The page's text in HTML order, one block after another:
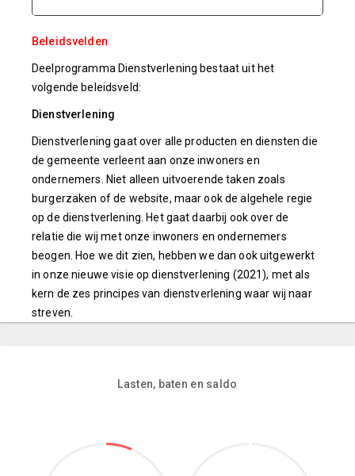
Beleidsvelden
Deelprogramma Dienstverlening bestaat uit het
volgende beleidsveld:
Dienstverlening
Dienstverlening gaat over alle producten en diensten die
de gemeente verleent aan onze inwoners en
ondernemers. Niet alleen uitvoerende taken zoals
burgerzaken of de website, maar ook de algehele regie
op de dienstverlening. Het gaat daarbij ook over de
relatie die wij met onze inwoners en ondernemers
beogen. Hoe we dit zien, hebben we dan ook uitgewerkt
in onze nieuwe visie op dienstverlening (2021), met als
kern de zes principes van dienstverlening waar wij naar
streven.
Lasten, baten en saldo